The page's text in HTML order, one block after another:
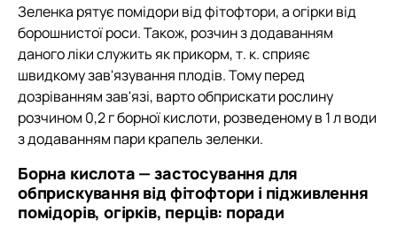
Зеленка рятує помідори від фітофтори, а огірки від
борошнистої роси. Також, розчин з додаванням
даного ліки служить як прикорм, т. к. сприяє
швидкому зав'язування плодів. Тому перед
дозріванням зав'язі, варто обприскати рослину
розчином 0,2 г борної кислоти, розведеному в 1 л води
з додаванням пари крапель зеленки.
Борна кислота — застосування для
обприскування від фітофтори і підживлення
помідорів, огірків, перців: поради